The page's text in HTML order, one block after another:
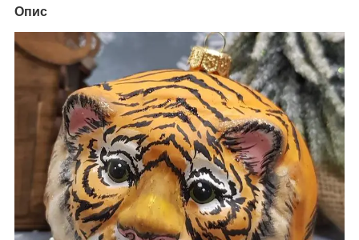
Опис